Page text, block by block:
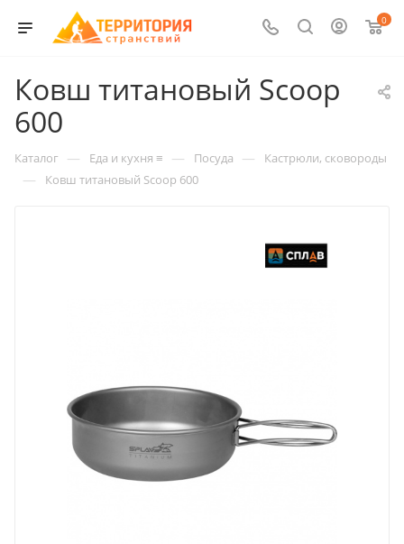
0
Ковш титановый Scoop
600
Каталог — Еда и кухня ≡ — Посуда — Кастрюли, сковороды
— Ковш титановый Scoop 600